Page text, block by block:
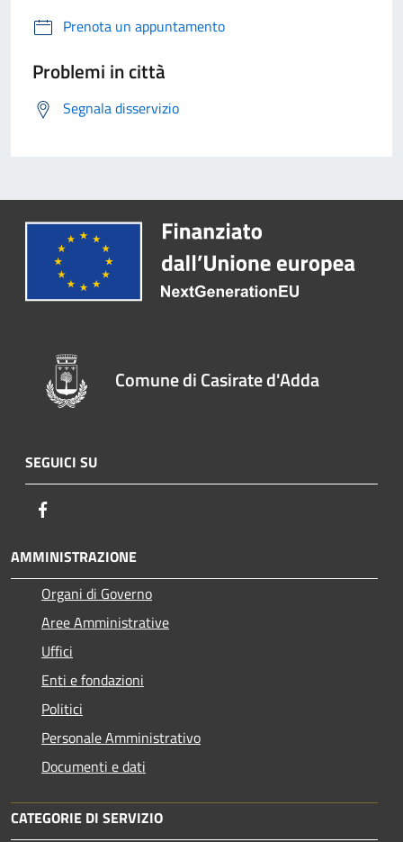
Prenota un appuntamento
Problemi in città
Segnala disservizio
Comune di Casirate d'Adda
SEGUICI SU
AMMINISTRAZIONE
Organi di Governo
Aree Amministrative
Uffici
Enti e fondazioni
Politici
Personale Amministrativo
Documenti e dati
CATEGORIE DI SERVIZIO